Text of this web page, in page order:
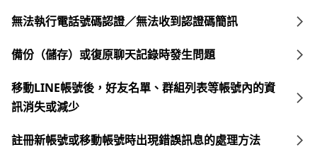
無法執行電話號碼認證／無法收到認證碼簡訊
備份（儲存）或復原聊天記錄時發生問題
移動LINE帳號後，好友名單、群組列表等帳號內的資
訊消失或減少
註冊新帳號或移動帳號時出現錯誤訊息的處理方法